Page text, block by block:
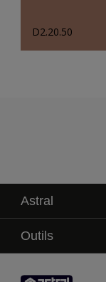
D2.20.50
Astral
La marque
Service technique
Contact
Outils